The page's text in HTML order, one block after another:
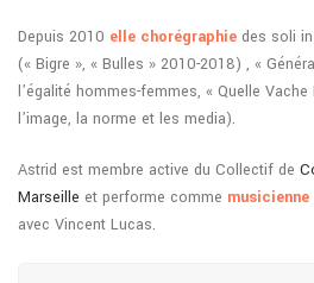
Depuis 2010 elle chorégraphie des soli
(« Bigre », « Bulles » 2010-2018) , «
l’égalité hommes-femmes, « Quelle
l’image, la norme et les media).
Astrid est membre active du Collectif de
Marseille et performe comme musicienne
avec Vincent Lucas.